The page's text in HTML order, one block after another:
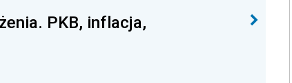
PKB, inflacja,